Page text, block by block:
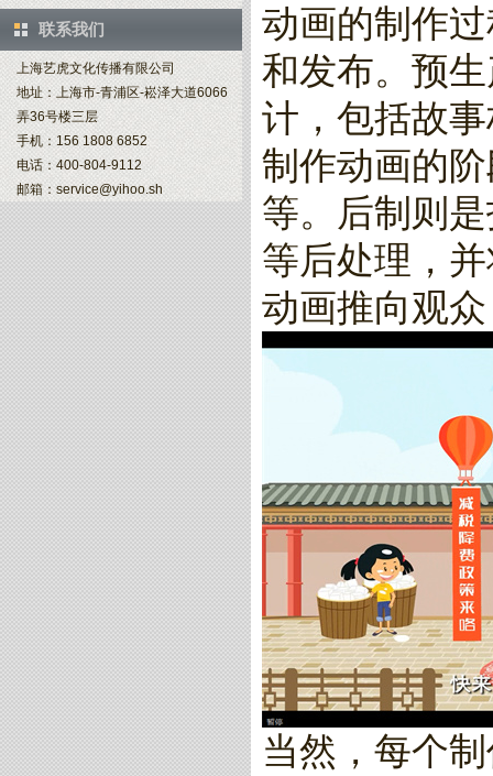
联系我们
上海艺虎文化传播有限公司
地址：上海市-青浦区-崧泽大道6066
弄36号楼三层
手机：156 1808 6852
电话：400-804-9112
邮箱：service@yihoo.sh
动画的制作
和发布。预
计，包括故
制作动画的
等。后制则
等后处理，
动画推向观
当然，每个